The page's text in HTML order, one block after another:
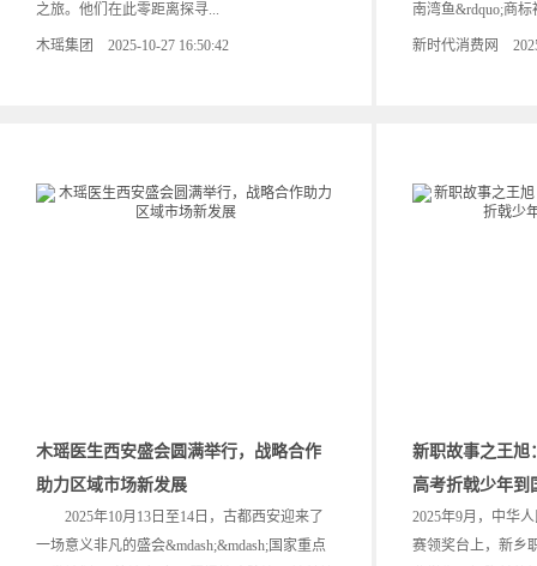
之旅。他们在此零距离探寻...
木瑶集团 2025-10-27 16:50:42
南湾鱼&rdquo;商标
新时代消费网
木瑶医生西安盛会圆满举行，战略合作
助力区域市场新发展
2025年10月13日至14日，古都西安迎来了
一场意义非凡的盛会&mdash;&mdash;国家重点
新职故事之王
高考折戟少年到
2025年9月，中华
赛领奖台上，新乡